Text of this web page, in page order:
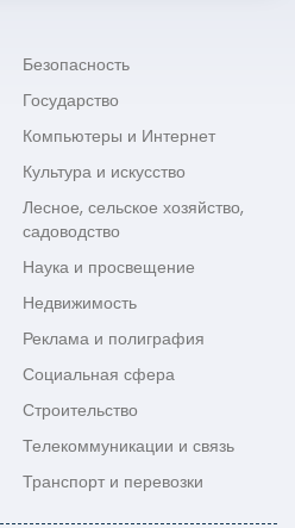
Безопасность
Государство
Компьютеры и Интернет
Культура и искусство
Лесное, сельское хозяйство,
садоводство
Наука и просвещение
Недвижимость
Реклама и полиграфия
Социальная сфера
Строительство
Телекоммуникации и связь
Транспорт и перевозки